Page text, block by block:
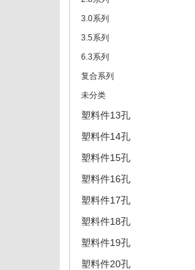
3.0系列
3.5系列
6.3系列
复合系列
未分类
塑料件13孔
塑料件14孔
塑料件15孔
塑料件16孔
塑料件17孔
塑料件18孔
塑料件19孔
塑料件20孔